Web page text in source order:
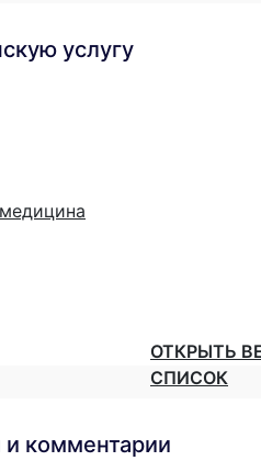
услугу
ОТКРЫТЬ
СПИСОК
комментарии